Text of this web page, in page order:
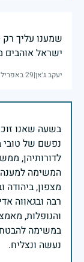
שמענו עליך רק
ישראל אוהבים
יעקב ג׳אן|29 באפריל 2025
בשעה שאנו
נפשם של טובי
לדורותיהן,
המשימה למענה
מצפון, ביהודה
רבה ובגאווה
והנופלות,
במשימה
נעשה ונצליח.